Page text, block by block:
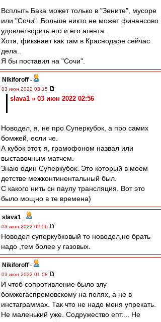
Всплыть Бака может только в "Зените", мусоре
или "Сочи". Больше никто не может финансово
удовлетворить его и его агента.
Хотя, фикзнает как там в Краснодаре сейчас
дела..
Я бы поставил на "Сочи".
Nikiforoff -
03 июн 2022 03:15
slava1 » 03 июн 2022 02:56
Новодел, я, не про Суперкубок, а про самих
бомжей, если че.
А кубок этот, я, грамофоном назвал или
выставочным матчем.
Знаю один Суперкубок. Это который в моем
детстве межконтинентальный был.
С какого нить сн паулу трансляция. Вот это
было мощно в те времена)
slava1 -
03 июн 2022 02:56
Новодел суперкубковый то новодел,но брать
надо ,тем более у газовых.
Nikiforoff -
03 июн 2022 01:08
И чтоб сопротивление было злу
бомжегаспремовскому на полях, а не в
инстаграммах. Так что не надо меня упрекать.
Не маленький уже. Содружество епт.... Не